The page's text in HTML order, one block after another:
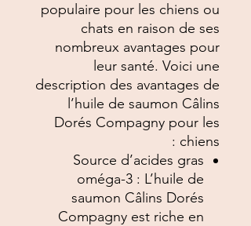
populaire pour les chiens ou
chats en raison de ses
nombreux avantages pour
leur santé. Voici une
description des avantages de
l’huile de saumon Câlins
Dorés Compagny pour les
chiens :
Source d’acides gras
oméga-3 : L’huile de
saumon Câlins Dorés
Compagny est riche en